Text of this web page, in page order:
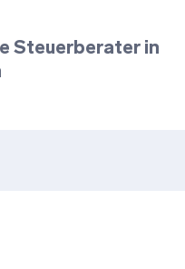
Steuerberater in